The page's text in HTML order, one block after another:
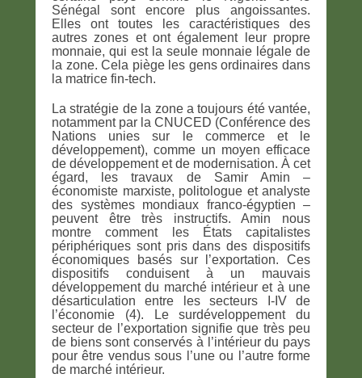
Sénégal sont encore plus angoissantes.
Elles ont toutes les caractéristiques des
autres zones et ont également leur propre
monnaie, qui est la seule monnaie légale de
la zone. Cela piège les gens ordinaires dans
la matrice fin-tech.
La stratégie de la zone a toujours été vantée,
notamment par la CNUCED (Conférence des
Nations unies sur le commerce et le
développement), comme un moyen efficace
de développement et de modernisation. À cet
égard, les travaux de Samir Amin –
économiste marxiste, politologue et analyste
des systèmes mondiaux franco-égyptien –
peuvent être très instructifs. Amin nous
montre comment les États capitalistes
périphériques sont pris dans des dispositifs
économiques basés sur l’exportation. Ces
dispositifs conduisent à un mauvais
développement du marché intérieur et à une
désarticulation entre les secteurs I-IV de
l’économie (4). Le surdéveloppement du
secteur de l’exportation signifie que très peu
de biens sont conservés à l’intérieur du pays
pour être vendus sous l’une ou l’autre forme
de marché intérieur.